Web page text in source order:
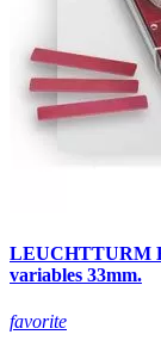
LEUCHTTURM
variables 33mm.
favorite